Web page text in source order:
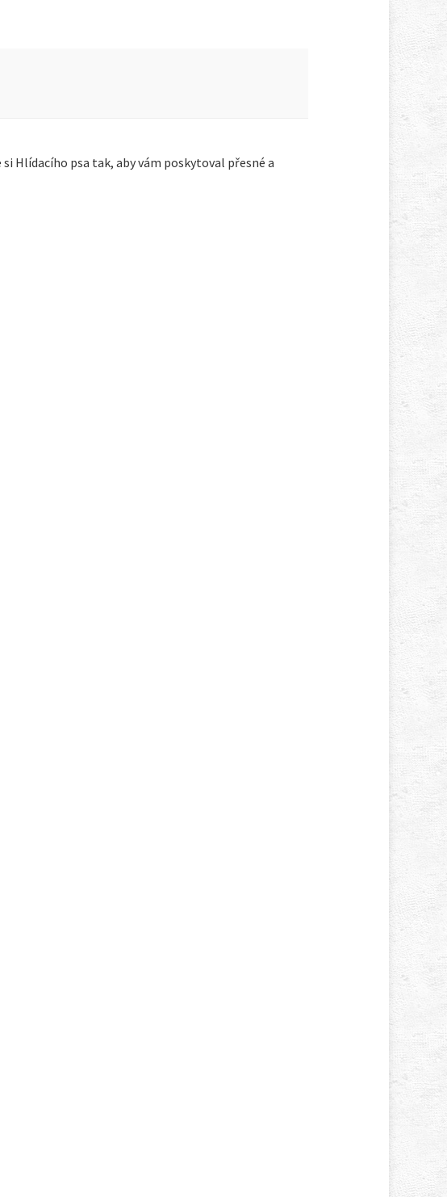
si Hlídacího psa tak, aby vám poskytoval přesné a